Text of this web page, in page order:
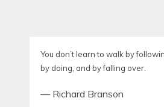
You don’t learn to walk by
by doing, and by falling over.
— Richard Branson